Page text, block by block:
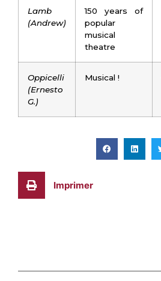
Lamb
(Andrew)
150 years of
popular
musical
theatre
Oppicelli
(Ernesto
G.)
Musical !
Imprimer